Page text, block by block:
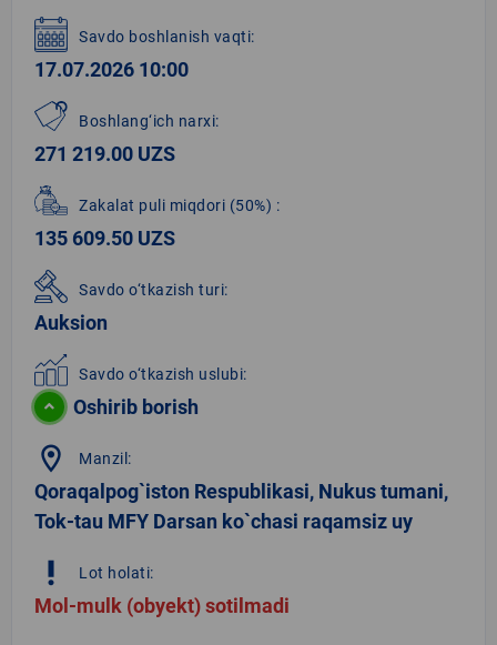
Savdo boshlanish vaqti:
17.07.2026 10:00
Boshlang‘ich narxi:
271 219.00 UZS
Zakalat puli miqdori (50%) :
135 609.50 UZS
Savdo o‘tkazish turi:
Auksion
Savdo o‘tkazish uslubi:
Oshirib borish
location_on Manzil:
Qoraqalpog`iston Respublikasi, Nukus tumani,
Tok-tau MFY Darsan ko`chasi raqamsiz uy
priority_high Lot holati:
Mol-mulk (obyekt) sotilmadi